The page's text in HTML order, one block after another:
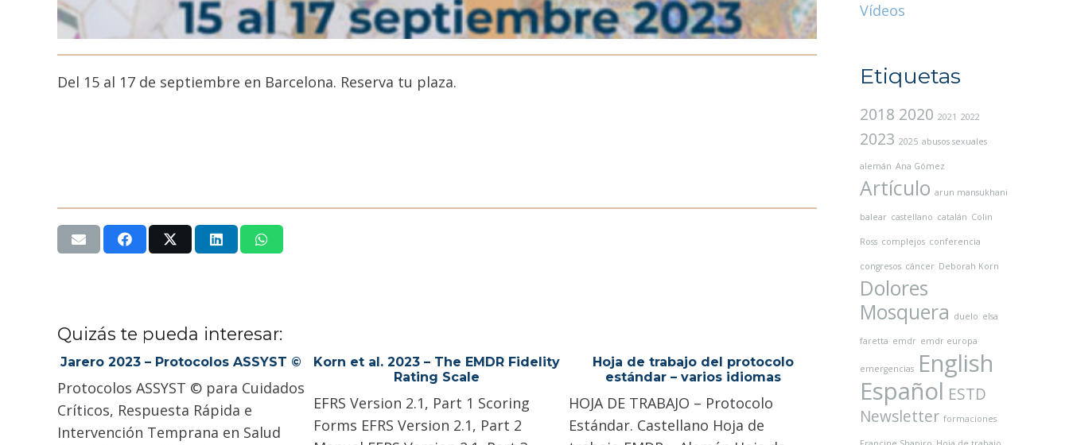
Del 15 al 17 de septiembre en Barcelona. Reserva tu plaza.
Quizás te pueda interesar:
Jarero 2023 – Protocolos ASSYST ©
Protocolos ASSYST © para Cuidados
Críticos, Respuesta Rápida e
Intervención Temprana en Salud
Korn et al. 2023 – The EMDR Fidelity
Rating Scale
EFRS Version 2.1, Part 1 Scoring
Forms EFRS Version 2.1, Part 2
Hoja de trabajo del protocolo
estándar – varios idiomas
HOJA DE TRABAJO – Protocolo
Estándar. Castellano Hoja de
Vídeos
Etiquetas
2018 2020 2021 2022
2023 2025 abusos sexuales
alemán Ana Gómez
Artículo arun mansukhani
balear castellano catalán Colin
Ross complejos conferencia
congresos cáncer Deborah Korn
Dolores
Mosquera duelo elsa
faretta emdr emdr europa
emergencias English
Español ESTD
Newsletter formaciones